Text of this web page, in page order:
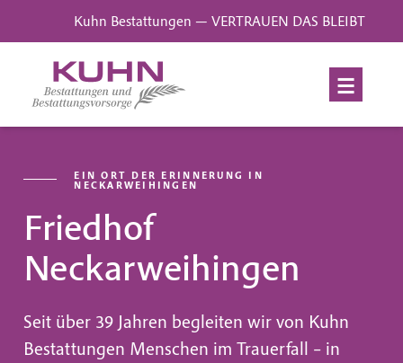
Kuhn Bestattungen — VERTRAUEN DAS BLEIBT
EIN ORT DER ERINNERUNG IN
NECKARWEIHINGEN
Friedhof
Neckarweihingen
Seit über 39 Jahren begleiten wir von Kuhn
Bestattungen Menschen im Trauerfall – in